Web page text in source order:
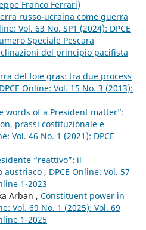
Franco Ferrari)
russo-ucraina come guerra
Vol. 63 No. SP1 (2024): DPCE
Speciale Pescara
del principio pacifista
del foie gras: tra due process
DPCE Online: Vol. 15 No. 3 (2013):
words of a President matter”:
prassi costituzionale e
Vol. 46 No. 1 (2021): DPCE
“reattivo”: il
austriaco , DPCE Online: Vol. 57
1-2023
Arban , Constituent power in
Vol. 69 No. 1 (2025): Vol. 69
1-2025